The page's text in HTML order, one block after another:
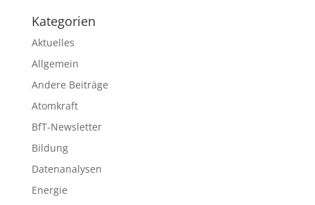
Kategorien
Aktuelles
Allgemein
Andere Beiträge
Atomkraft
BfT-Newsletter
Bildung
Datenanalysen
Energie